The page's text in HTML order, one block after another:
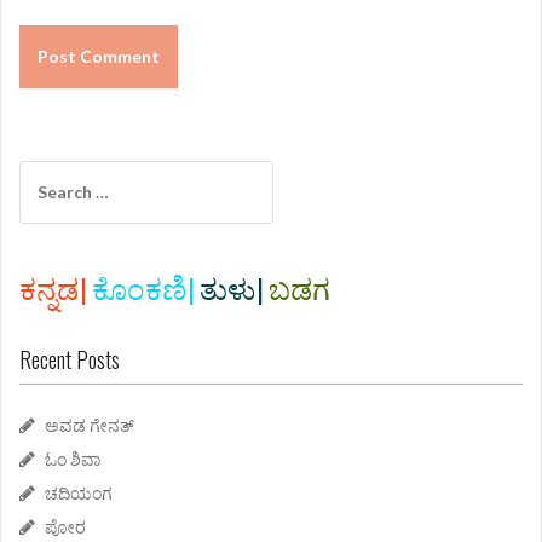
a
c
h
o
r
ಕನ್ನಡ| ಕೊಂಕಣಿ| ತುಳು|ಬಡಗ
Recent Posts
ಅವಡ ಗೇನತ್
ಓಂ ಶಿವಾ
ಚದಿಯಂಗ
ಪೋರ